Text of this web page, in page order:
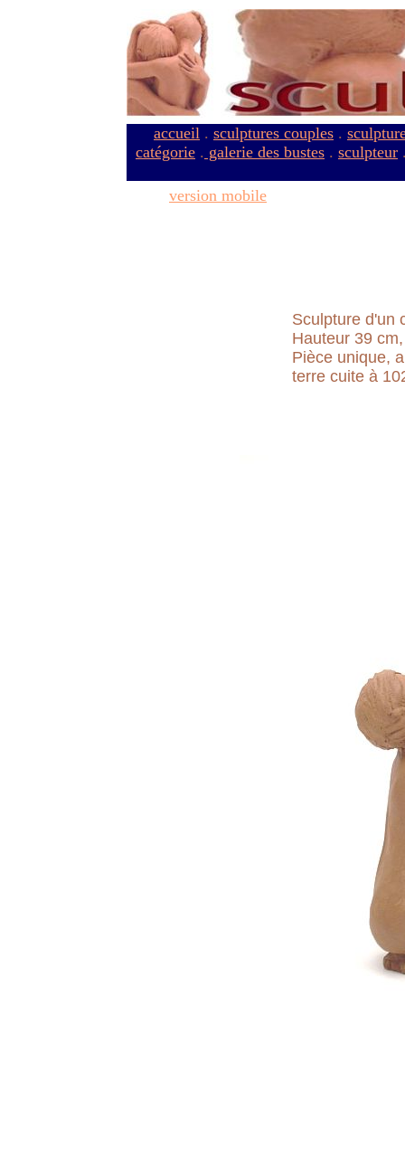
accueil . sculptures couples .
catégorie . galerie des bustes . sculpteur
version mobile
Sculpture d'un
Hauteur 39
Pièce unique,
terre cuite à